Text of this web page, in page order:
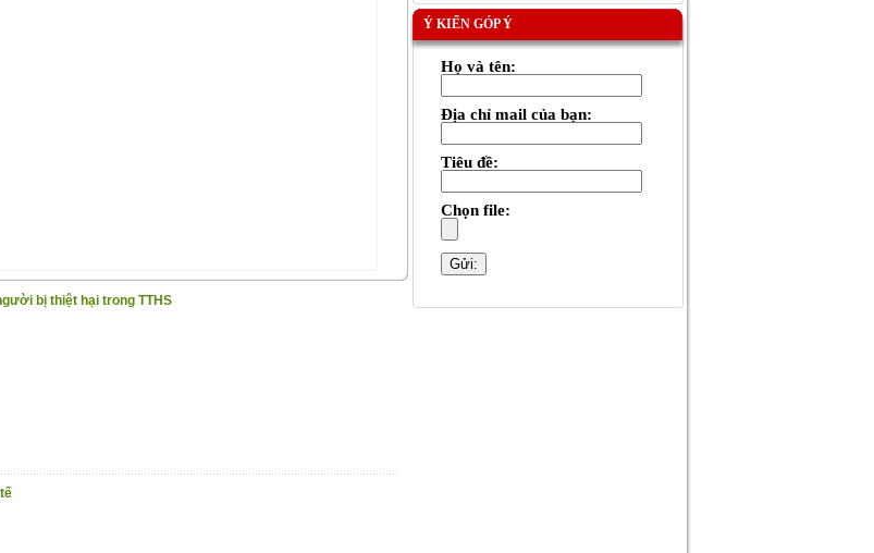
bị thiệt hại trong TTHS
Ý KIẾN GÓP Ý
Họ và tên:
Địa chỉ mail của bạn:
Tiêu đề:
Chọn file: